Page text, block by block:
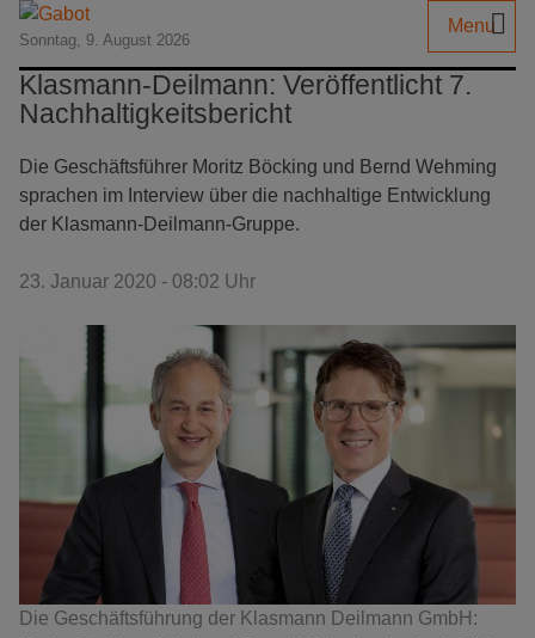
Sonntag, 9. August 2026
Menu
Klasmann-Deilmann: Veröffentlicht 7.
Nachhaltigkeitsbericht
Die Geschäftsführer Moritz Böcking und Bernd Wehming
sprachen im Interview über die nachhaltige Entwicklung
der Klasmann-Deilmann-Gruppe.
23. Januar 2020 - 08:02 Uhr
Die Geschäftsführung der Klasmann Deilmann GmbH: